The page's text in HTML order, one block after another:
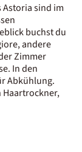
Astoria sind im
buchst du
andere
Zimmer
In den
Abkühlung.
Haartrockner,